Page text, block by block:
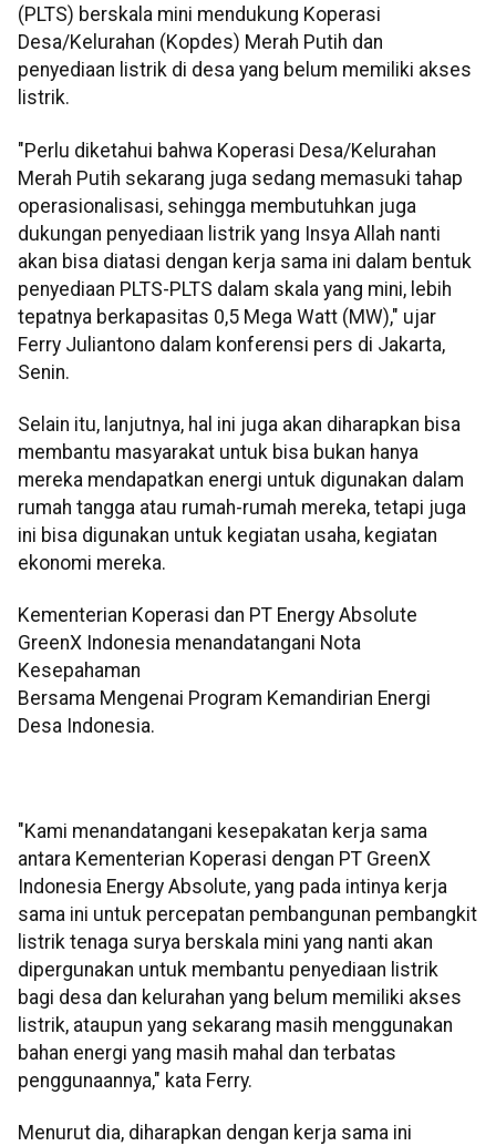
(PLTS) berskala mini mendukung Koperasi
Desa/Kelurahan (Kopdes) Merah Putih dan
penyediaan listrik di desa yang belum memiliki akses
listrik.
"Perlu diketahui bahwa Koperasi Desa/Kelurahan
Merah Putih sekarang juga sedang memasuki tahap
operasionalisasi, sehingga membutuhkan juga
dukungan penyediaan listrik yang Insya Allah nanti
akan bisa diatasi dengan kerja sama ini dalam bentuk
penyediaan PLTS-PLTS dalam skala yang mini, lebih
tepatnya berkapasitas 0,5 Mega Watt (MW)," ujar
Ferry Juliantono dalam konferensi pers di Jakarta,
Senin.
Selain itu, lanjutnya, hal ini juga akan diharapkan bisa
membantu masyarakat untuk bisa bukan hanya
mereka mendapatkan energi untuk digunakan dalam
rumah tangga atau rumah-rumah mereka, tetapi juga
ini bisa digunakan untuk kegiatan usaha, kegiatan
ekonomi mereka.
Kementerian Koperasi dan PT Energy Absolute
GreenX Indonesia menandatangani Nota
Kesepahaman
Bersama Mengenai Program Kemandirian Energi
Desa Indonesia.
"Kami menandatangani kesepakatan kerja sama
antara Kementerian Koperasi dengan PT GreenX
Indonesia Energy Absolute, yang pada intinya kerja
sama ini untuk percepatan pembangunan pembangkit
listrik tenaga surya berskala mini yang nanti akan
dipergunakan untuk membantu penyediaan listrik
bagi desa dan kelurahan yang belum memiliki akses
listrik, ataupun yang sekarang masih menggunakan
bahan energi yang masih mahal dan terbatas
penggunaannya," kata Ferry.
Menurut dia, diharapkan dengan kerja sama ini